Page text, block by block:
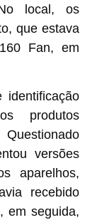
local, os
que estava
Fan, em
identificação
produtos
versões
aparelhos,
recebido
em seguida,